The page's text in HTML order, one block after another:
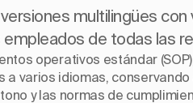
multilingües con
de todas las
operativos estándar
a varios idiomas,
y las normas de